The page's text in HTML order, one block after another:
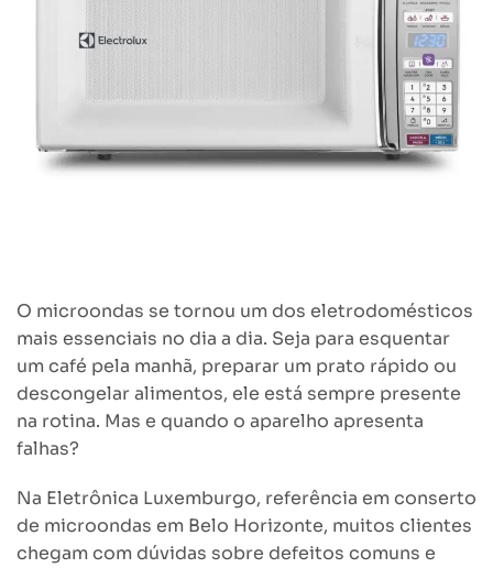
O microondas se tornou um dos eletrodomésticos
mais essenciais no dia a dia. Seja para esquentar
um café pela manhã, preparar um prato rápido ou
descongelar alimentos, ele está sempre presente
na rotina. Mas e quando o aparelho apresenta
falhas?
Na Eletrônica Luxemburgo, referência em conserto
de microondas em Belo Horizonte, muitos clientes
chegam com dúvidas sobre defeitos comuns e